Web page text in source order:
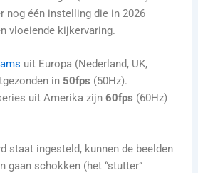
nog één instelling die in 2026
vloeiende kijkervaring.
uit Europa (Nederland, UK,
in 50fps (50Hz).
uit Amerika zijn60fps (60Hz)
staat ingesteld, kunnen de beelden
gaan schokken (het “stutter”